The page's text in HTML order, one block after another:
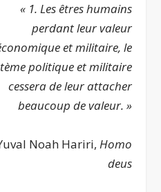
« 1. Les êtres humains
perdant leur valeur
et militaire, le
politique et militaire
cessera de leur attacher
beaucoup de valeur. »
Noah Hariri, Homo
deus